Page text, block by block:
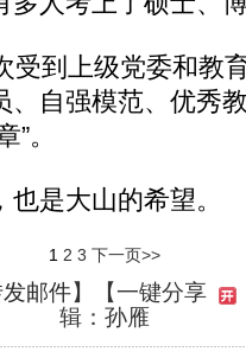
到上级党委和教
、自强模范、优秀
。
是大山的希望。
1 2 3 下一页>>
邮件】
【一键分享
辑：孙雁